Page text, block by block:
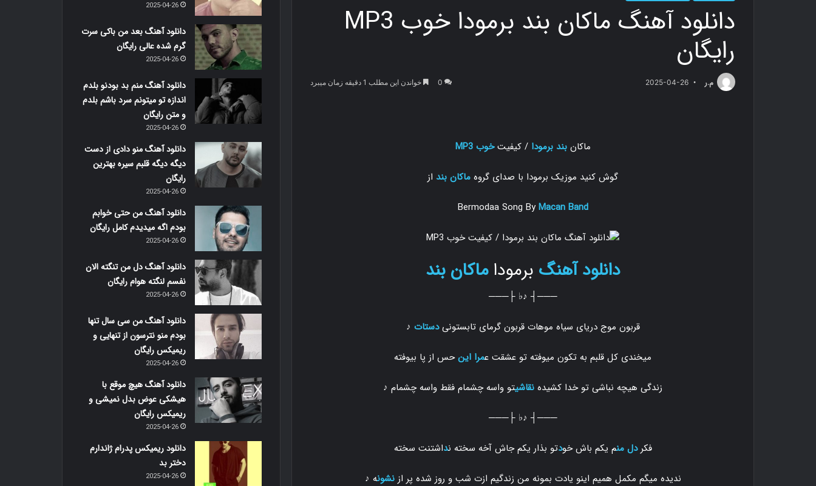
دانلود آهنگ ماکان بند برمودا خوب MP3
رایگان
م.ر 2025-04-26
0 خواندن این مطلب 1 دقیقه زمان میبرد
ماکانبند برمودا / کیفیتخوب MP3
گوش کنید موزیک برمودا با صدای گروه ماکان بند از
Bermodaa Song ByMacan Band
دانلود آهنگ برموداماکان بند
───┤ ♪♭ ├───
قربون موج دریای سیاه موهات قربون گرمای تابستونیدستات ♪
میخندی کل قلبم به تکون میوفته تو عشقت عمرا اینحس از پا بیوفته
زندگی هیچه نباشی تو خدا کشیده نقاشیتو واسه چشمام فقط واسه چشمام ♪
───┤ ♪♭ ├───
فکردل منم یکم باش خودتو بذار یکم جاش آخه سخته نداشتنت سخته
ندیده میگم مکمل همیم اینو یادت بمونه من زندگیم ازت شب و روز شده پر ازنشونه ♪
2025-04-26
دانلود آهنگ بعد من باکی سرت
گرم شده عالی رایگان
2025-04-26
دانلود آهنگ منم بد بودنو بلدم
اندازه تو میتونم سرد باشم بلدم
و متن رایگان
2025-04-26
دانلود آهنگ منو دادی از دست
دیگه دیگه قلبم سیره بهترین
رایگان
2025-04-26
دانلود آهنگ من حتی خوابم
بودم اگه میدیدم کامل رایگان
2025-04-26
دانلود آهنگ دل من تنگته الان
نفسم لنگته هوام رایگان
2025-04-26
دانلود آهنگ من سی سال تنها
بودم منو نترسون از تنهایی و
ریمیکس رایگان
2025-04-26
دانلود آهنگ هیچ موقع با
هیشکی عوض بدل نمیشی و
ریمیکس رایگان
2025-04-26
دانلود ریمیکس پدرام ژاندارم
دختر بد
2025-04-26